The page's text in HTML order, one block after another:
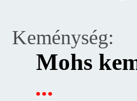
Keménység:
Mohs
...